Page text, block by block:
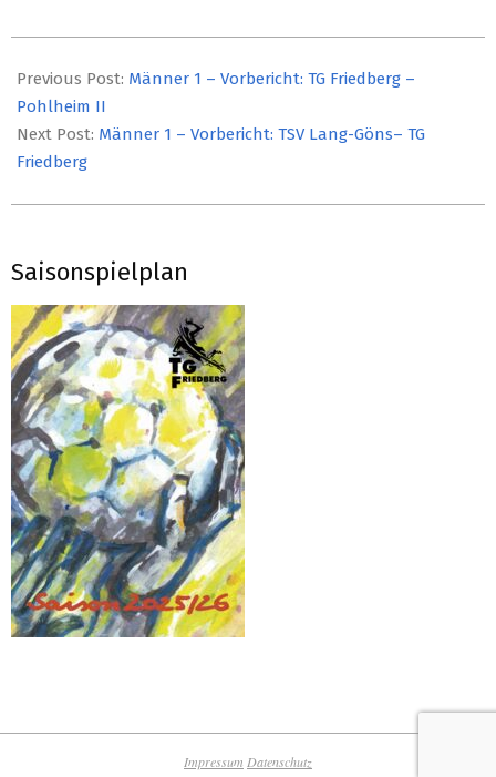
11-
12
Previous Post: Männer 1 – Vorbericht: TG Friedberg –
Pohlheim II
Next Post: Männer 1 – Vorbericht: TSV Lang-Göns– TG
Friedberg
Saisonspielplan
Impressum Datenschutz